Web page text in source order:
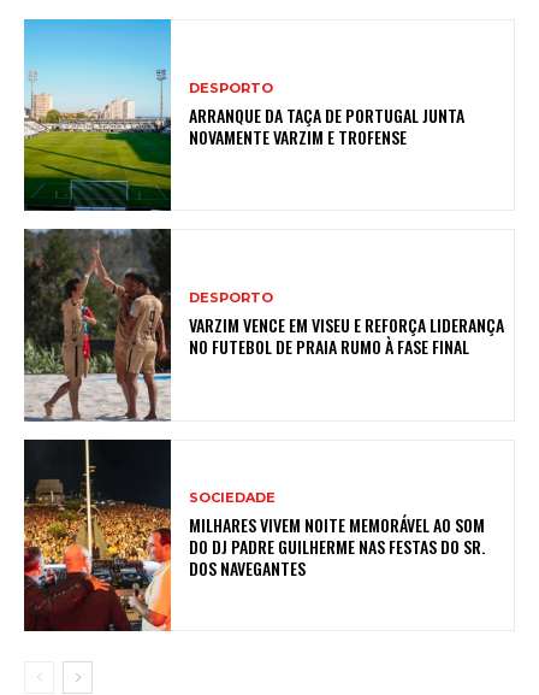
DESPORTO
ARRANQUE DA TAÇA DE PORTUGAL JUNTA
NOVAMENTE VARZIM E TROFENSE
DESPORTO
VARZIM VENCE EM VISEU E REFORÇA LIDERANÇA
NO FUTEBOL DE PRAIA RUMO À FASE FINAL
SOCIEDADE
MILHARES VIVEM NOITE MEMORÁVEL AO SOM
DO DJ PADRE GUILHERME NAS FESTAS DO SR.
DOS NAVEGANTES